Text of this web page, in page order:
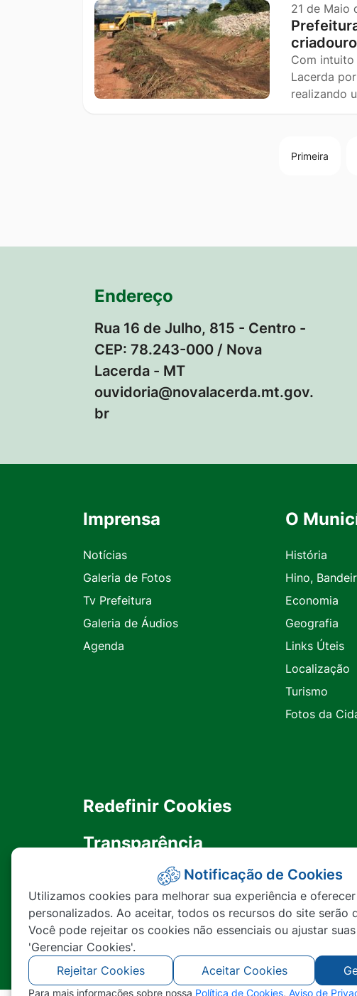
21 de Maio
Com intuito
Lacerda
realizando
Primeira
Endereço
Rua 16 de Julho, 815 - Centro -
CEP: 78.243-000 / Nova
Lacerda - MT
ouvidoria@novalacerda.mt.gov.
br
Seção do Rodapé e Contato
Imprensa
Notícias
Galeria de Fotos
Tv Prefeitura
Galeria de Áudios
Agenda
O
História
Hino,
Economia
Geografia
Links Úteis
Localização
Turismo
Fotos da
Redefinir Cookies
Transparência
Ouvidoria
SIC
Notificação de Cookies
Utilizamos cookies para melhorar sua experiência e
personalizados. Ao aceitar, todos os recursos do site serão
Você pode rejeitar os cookies não essenciais ou ajustar
'Gerenciar Cookies'.
Rejeitar Cookies
Aceitar Cookies
Para mais informações sobre nossa Política de Cookies, Aviso de